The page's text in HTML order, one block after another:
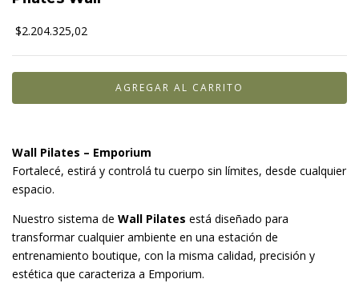
$2.204.325,02
Wall Pilates – Emporium
Fortalecé, estirá y controlá tu cuerpo sin límites, desde cualquier
espacio.
Nuestro sistema de Wall Pilates está diseñado para
transformar cualquier ambiente en una estación de
entrenamiento boutique, con la misma calidad, precisión y
estética que caracteriza a Emporium.